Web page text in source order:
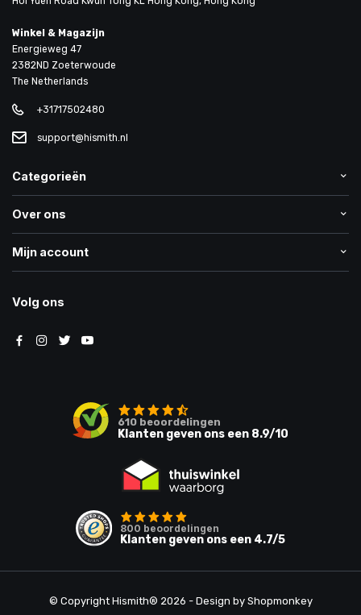
Winkel & Magazijn
Energieweg 47
2382ND Zoeterwoude
The Netherlands
+31717502480
support@hismith.nl
Categorieën
Over ons
Mijn account
Volg ons
610 beoordelingen
Klanten geven ons een 8.9/10
800 beoordelingen
Klanten geven ons een 4.7/5
© Copyright Hismith® 2026 - Design by Shopmonkey